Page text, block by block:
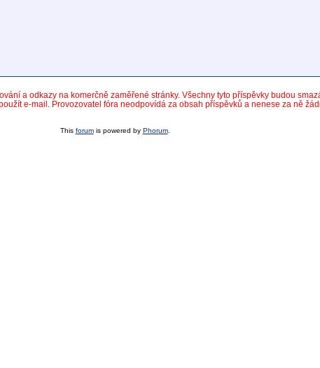
a odkazy na komerčně zaměřené stránky. Všechny tyto příspěvky budou
e-mail. Provozovatel fóra neodpovídá za obsah příspěvků a nenese za ně
This forumis powered by Phorum.